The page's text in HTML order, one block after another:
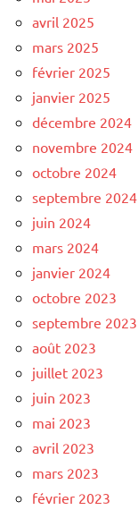
avril 2025
mars 2025
février 2025
janvier 2025
décembre 2024
novembre 2024
octobre 2024
septembre 2024
juin 2024
mars 2024
janvier 2024
octobre 2023
septembre 2023
août 2023
juillet 2023
juin 2023
mai 2023
avril 2023
mars 2023
février 2023